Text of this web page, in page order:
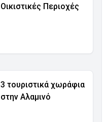
Οικιστικές Περιοχές
3 τουριστικά χωράφια
στην Αλαμινό